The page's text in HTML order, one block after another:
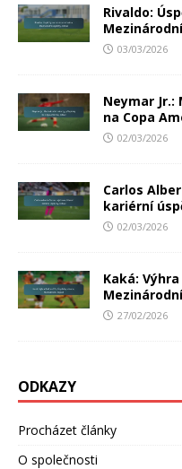
Rivaldo:
03/03/2026
Neymar
na Copa
02/03/2026
Carlos
kariérní
02/03/2026
Kaká:
27/02/2026
ODKAZY
Procházet články
O společnosti